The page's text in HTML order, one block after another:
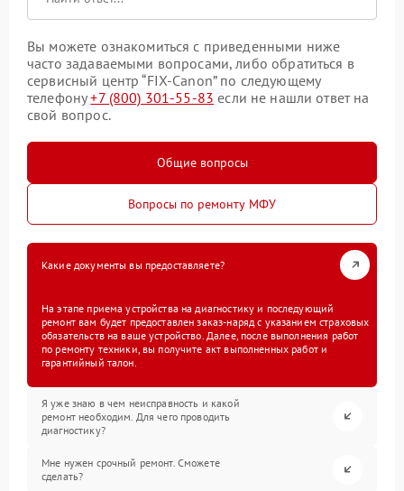
Вы можете ознакомиться с приведенными ниже
часто задаваемыми вопросами, либо обратиться в
сервисный центр “FIX-Canon” по следующему
телефону+7 (800) 301-55-83 если не нашли ответ на
свой вопрос.
Общие вопросы
Вопросы по ремонту МФУ
Какие документы вы предоставляете?
На этапе приема устройства на диагностику и последующий
ремонт вам будет предоставлен заказ-наряд с указанием страховых
обязательств на ваше устройство. Далее, после выполнения работ
по ремонту техники, вы получите акт выполненных работ и
гарантийный талон.
Я уже знаю в чем неисправность и какой
ремонт необходим. Для чего проводить
диагностику?
Мне нужен срочный ремонт. Сможете
сделать?